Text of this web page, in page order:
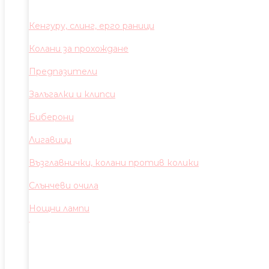
Кенгуру, слинг, ерго раници
Колани за прохождане
Предпазители
Залъгалки и клипси
Биберони
Лигавици
Възглавнички, колани против колики
Слънчеви очила
Нощни лампи